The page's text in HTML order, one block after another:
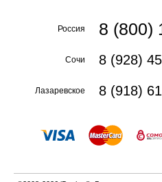
Россия 8 (800)
Сочи 8 (928)
Лазаревское 8 (918)